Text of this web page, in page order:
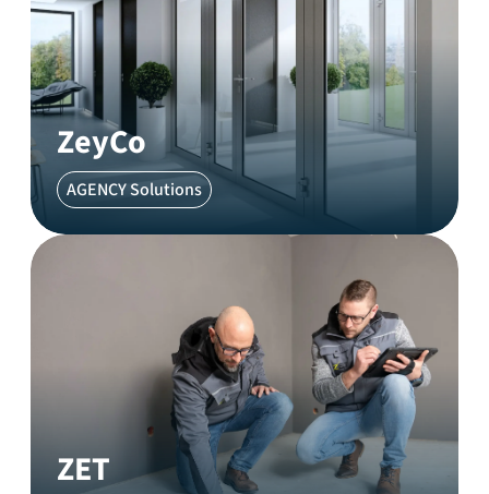
ZeyCo
AGENCY Solutions
ZET